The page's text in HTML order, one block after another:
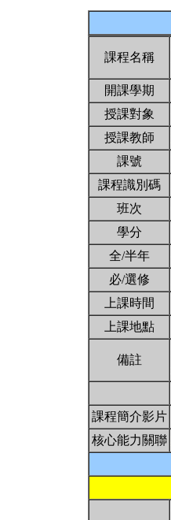
課程名稱
開課學期
授課對象
授課教師
課號
課程識別碼
班次
學分
全/半年
必/選修
上課時間
上課地點
備註
課程簡介影片
核心能力關聯